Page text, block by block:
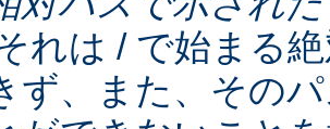
れは / で始まる
ず、また、その